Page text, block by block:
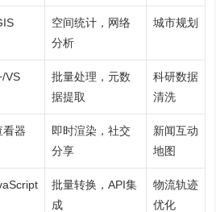
空间统计，网络
分析
城市规划
VS
批量处理，元数
据提取
科研数据
清洗
看器
即时渲染，社交
分享
新闻互动
地图
批量转换，API集
成
物流轨迹
优化